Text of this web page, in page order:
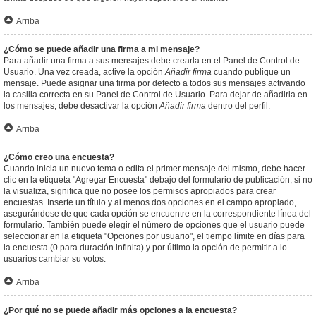
Arriba
¿Cómo se puede añadir una firma a mi mensaje?
Para añadir una firma a sus mensajes debe crearla en el Panel de Control de
Usuario. Una vez creada, active la opciónAñadir firma cuando publique un
mensaje. Puede asignar una firma por defecto a todos sus mensajes activando
la casilla correcta en su Panel de Control de Usuario. Para dejar de añadirla en
los mensajes, debe desactivar la opciónAñadir firma dentro del perfil.
Arriba
¿Cómo creo una encuesta?
Cuando inicia un nuevo tema o edita el primer mensaje del mismo, debe hacer
clic en la etiqueta "Agregar Encuesta" debajo del formulario de publicación; si no
la visualiza, significa que no posee los permisos apropiados para crear
encuestas. Inserte un título y al menos dos opciones en el campo apropiado,
asegurándose de que cada opción se encuentre en la correspondiente línea del
formulario. También puede elegir el número de opciones que el usuario puede
seleccionar en la etiqueta "Opciones por usuario", el tiempo límite en días para
la encuesta (0 para duración infinita) y por último la opción de permitir a lo
usuarios cambiar su votos.
Arriba
¿Por qué no se puede añadir más opciones a la encuesta?